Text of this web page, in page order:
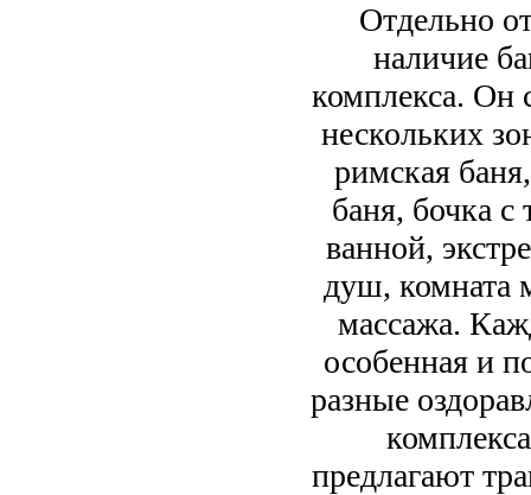
Отдельно
наличие
комплекса. Он
нескольких
римская
баня, бочка с
ванной,
душ, комната
массажа.
особенная и
разные
предлагают